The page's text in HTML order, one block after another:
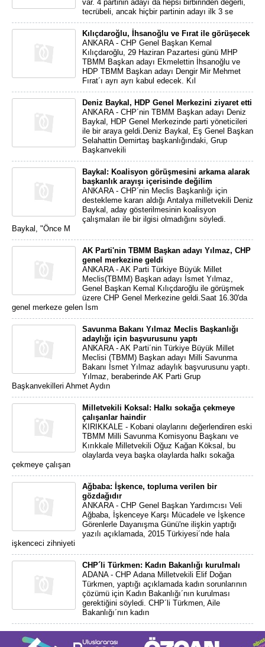
var. 4 partinin adayı da hepsi birbirinden değerli,
tecrübeli, ancak hiçbir partinin adayı ilk 3 se
Kılıçdaroğlu, İhsanoğlu ve Fırat ile görüşecek
ANKARA - CHP Genel Başkan Kemal
Kılıçdaroğlu, 29 Haziran Pazartesi günü MHP
TBMM Başkan adayı Ekmelettin İhsanoğlu ve
HDP TBMM Başkan adayı Dengir Mir Mehmet
Fırat´ı ayrı ayrı kabul edecek. Kıl
Deniz Baykal, HDP Genel Merkezini ziyaret etti
ANKARA - CHP´nin TBMM Başkan adayı Deniz
Baykal, HDP Genel Merkezinde parti yöneticileri
ile bir araya geldi.Deniz Baykal, Eş Genel Başkan
Selahattin Demirtaş başkanlığındaki, Grup
Başkanvekili
Baykal: Koalisyon görüşmesini arkama alarak
başkanlık arayışı içerisinde değilim
ANKARA - CHP´nin Meclis Başkanlığı için
destekleme kararı aldığı Antalya milletvekili Deniz
Baykal, aday gösterilmesinin koalisyon
çalışmaları ile bir ilgisi olmadığını söyledi.
Baykal, "Önce M
AK Parti'nin TBMM Başkan adayı Yılmaz, CHP
genel merkezine geldi
ANKARA - AK Parti Türkiye Büyük Millet
Meclis(TBMM) Başkan adayı İsmet Yılmaz,
Genel Başkan Kemal Kılıçdaroğlu ile görüşmek
üzere CHP Genel Merkezine geldi.Saat 16.30'da
genel merkeze gelen İsm
Savunma Bakanı Yılmaz Meclis Başkanlığı
adaylığı için başvurusunu yaptı
ANKARA - AK Parti´nin Türkiye Büyük Millet
Meclisi (TBMM) Başkan adayı Milli Savunma
Bakanı İsmet Yılmaz adaylık başvurusunu yaptı.
Yılmaz, beraberinde AK Parti Grup
Başkanvekilleri Ahmet Aydın
Milletvekili Koksal: Halkı sokağa çekmeye
çalışanlar haindir
KIRIKKALE - Kobani olaylarını değerlendiren eski
TBMM Milli Savunma Komisyonu Başkanı ve
Kırıkkale Milletvekili Oğuz Kağan Köksal, bu
olaylarda veya başka olaylarda halkı sokağa
çekmeye çalışan
Ağbaba: İşkence, topluma verilen bir
gözdağıdır
ANKARA - CHP Genel Başkan Yardımcısı Veli
Ağbaba, İşkenceye Karşı Mücadele ve İşkence
Görenlerle Dayanışma Günü'ne ilişkin yaptığı
yazılı açıklamada, 2015 Türkiyesi´nde hala
işkenceci zihniyeti
CHP´li Türkmen: Kadın Bakanlığı kurulmalı
ADANA - CHP Adana Milletvekili Elif Doğan
Türkmen, yaptığı açıklamada kadın sorunlarının
çözümü için Kadın Bakanlığı´nın kurulması
gerektiğini söyledi. CHP´li Türkmen, Aile
Bakanlığı´nın kadın